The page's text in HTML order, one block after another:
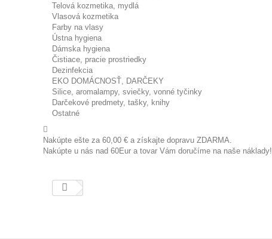
Telová kozmetika, mydlá
Vlasová kozmetika
Farby na vlasy
Ústna hygiena
Dámska hygiena
Čistiace, pracie prostriedky
Dezinfekcia
EKO DOMÁCNOSŤ, DARČEKY
Silice, aromalampy, sviečky, vonné tyčinky
Darčekové predmety, tašky, knihy
Ostatné
Nakúpte ešte za 60,00 € a získajte dopravu ZDARMA.
Nakúpte u nás nad 60Eur a tovar Vám doručíme na naše náklady!